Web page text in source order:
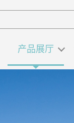
产品展厅